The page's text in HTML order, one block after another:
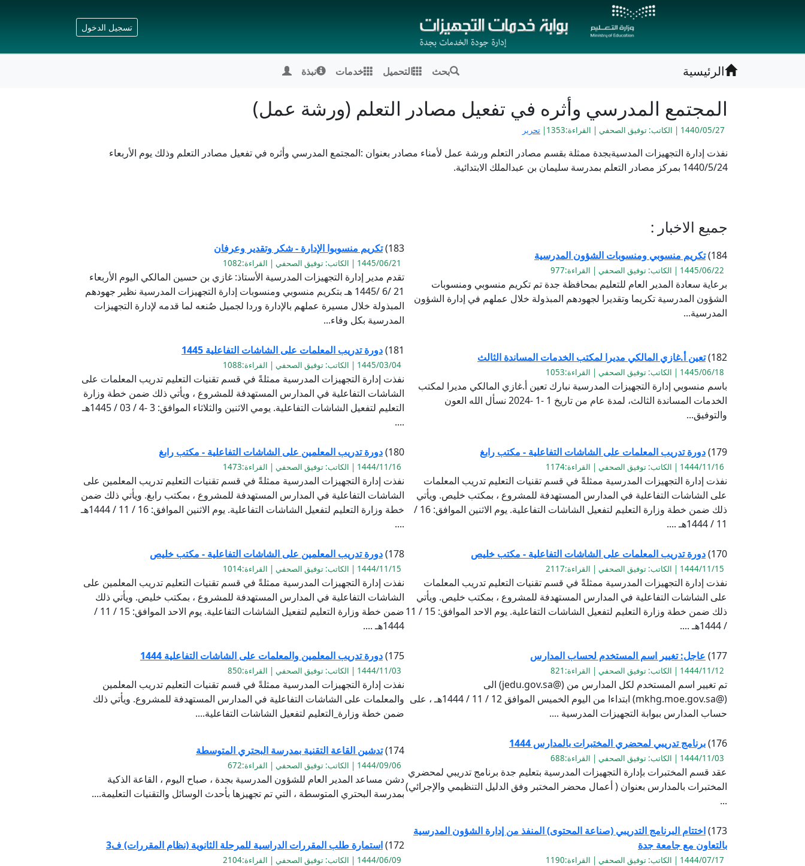
تسجيل الدخول
الرئيسية بحث التحميل خدمات نبذة
المجتمع المدرسي وأثره في تفعيل مصادر التعلم (ورشة عمل)
1440/05/27 | الكاتب: توفيق الصحفي | القراءة:1353| تحرير
نفذت إدارة التجهيزات المدسيةبجدة ممثلة بقسم مصادر التعلم ورشة عمل لأمناء مصادر بعنوان :المجتمع المدرسي وأثره في تفعيل مصادر التعلم وذلك يوم الأربعاء
1440/5/24 بمركز مصادر التعلم بمدرسة سليمان بن عبدالملك الابتدائية.
جميع الاخبار :
184) تكريم منسوبي ومنسوبات الشؤون المدرسية
1445/06/22 | الكاتب: توفيق الصحفي | القراءة:977
برعاية سعادة المدير العام للتعليم بمحافظة جدة تم تكريم منسوبي ومنسوبات
الشؤون المدرسية تكريما وتقديرا لجهودهم المبذولة خلال عملهم في إدارة الشؤون
المدرسية...
183) تكريم منسوبوا الإدارة - شكر وتقدير وعرفان
1445/06/21 | الكاتب: توفيق الصحفي | القراءة:1082
تقدم مدير إدارة التجهيزات المدرسية الأستاذ: غازي بن حسين المالكي اليوم الأربعاء
21 /6 /1445 هـ بتكريم منسوبي ومنسوبات إدارة التجهيزات المدرسية نظير جهودهم
المبذولة خلال مسيرة عملهم بالإدارة وردا لجميل صُنعه لما قدمه لإدارة التجهيزات
المدرسية بكل وفاء...
182) تعين أ.غازي المالكي مديرا لمكتب الخدمات المساندة الثالث
1445/06/18 | الكاتب: توفيق الصحفي | القراءة:1053
باسم منسوبي إدارة التجهيزات المدرسية نبارك تعين أ.غازي المالكي مديرا لمكتب
الخدمات المساندة الثالث، لمدة عام من تاريخ 1 -1 -2024 نسأل الله العون
والتوفيق...
181) دورة تدريب المعلمات على الشاشات التفاعلية 1445
1445/03/04 | الكاتب: توفيق الصحفي | القراءة:1088
نفذت إدارة التجهيزات المدرسية ممثلةً في قسم تقنيات التعليم تدريب المعلمات على
الشاشات التفاعلية في المدارس المستهدفة للمشروع ، ويأتي ذلك ضمن خطة وزارة
التعليم لتفعيل الشاشات التفاعلية. يومي الاثنين والثلاثاء الموافق: 3 -4 / 03 / 1445هـ
....
179) دورة تدريب المعلمات على الشاشات التفاعلية - مكتب رابغ
1444/11/16 | الكاتب: توفيق الصحفي | القراءة:1174
نفذت إدارة التجهيزات المدرسية ممثلةً في قسم تقنيات التعليم تدريب المعلمات
على الشاشات التفاعلية في المدارس المستهدفة للمشروع ، بمكتب خليص. ويأتي
ذلك ضمن خطة وزارة التعليم لتفعيل الشاشات التفاعلية. يوم الاثنين الموافق: 16 /
11 / 1444هـ ....
180) دورة تدريب المعلمين على الشاشات التفاعلية - مكتب رابغ
1444/11/16 | الكاتب: توفيق الصحفي | القراءة:1473
نفذت إدارة التجهيزات المدرسية ممثلةً في قسم تقنيات التعليم تدريب المعلمين على
الشاشات التفاعلية في المدارس المستهدفة للمشروع ، بمكتب رابغ. ويأتي ذلك ضمن
خطة وزارة التعليم لتفعيل الشاشات التفاعلية. يوم الاثنين الموافق: 16 / 11 / 1444هـ
....
170) دورة تدريب المعلمات على الشاشات التفاعلية - مكتب خليص
1444/11/15 | الكاتب: توفيق الصحفي | القراءة:2117
نفذت إدارة التجهيزات المدرسية ممثلةً في قسم تقنيات التعليم تدريب المعلمات
على الشاشات التفاعلية في المدارس المستهدفة للمشروع ، بمكتب خليص. ويأتي
ذلك ضمن خطة وزارة التعليم لتفعيل الشاشات التفاعلية. يوم الاحد الموافق: 15 / 11
/ 1444هـ ....
178) دورة تدريب المعلمين على الشاشات التفاعلية - مكتب خليص
1444/11/15 | الكاتب: توفيق الصحفي | القراءة:1014
نفذت إدارة التجهيزات المدرسية ممثلةً في قسم تقنيات التعليم تدريب المعلمين على
الشاشات التفاعلية في المدارس المستهدفة للمشروع ، بمكتب خليص. ويأتي ذلك
ضمن خطة وزارة التعليم لتفعيل الشاشات التفاعلية. يوم الاحد الموافق: 15 / 11 /
1444هـ ....
177) عاجل: تغيير اسم المستخدم لحساب المدارس
1444/11/12 | الكاتب: توفيق الصحفي | القراءة:821
تم تغيير اسم المستخدم لكل المدارس من (@jedu.gov.sa) الى
(@mkhg.moe.gov.sa) ابتداءا من اليوم الخميس الموافق 12 / 11 / 1444هـ ، على
حساب المدارس ببوابة التجهيزات المدرسية ....
175) دورة تدريب المعلمين والمعلمات على الشاشات التفاعلية 1444
1444/11/03 | الكاتب: توفيق الصحفي | القراءة:850
نفذت إدارة التجهيزات المدرسية ممثلةً في قسم تقنيات التعليم تدريب المعلمين
والمعلمات على الشاشات التفاعلية في المدارس المستهدفة للمشروع. ويأتي ذلك
ضمن خطة وزارة_التعليم لتفعيل الشاشات التفاعلية....
176) برنامج تدريبي لمحضري المختبرات بالمدارس 1444
1444/11/03 | الكاتب: توفيق الصحفي | القراءة:688
عقد قسم المختبرات بإدارة التجهيزات المدرسية بتعليم جدة برنامج تدريبي لمحضري
المختبرات بالمدارس بعنوان ( أعمال محضر المختبر وفق الدليل التنظيمي والإجرائي)
...
174) تدشين القاعة التقنية بمدرسة البحتري المتوسطة
1444/09/06 | الكاتب: توفيق الصحفي | القراءة:672
دشن مساعد المدير العام للشؤون المدرسية بجدة ، صباح اليوم ، القاعة الذكية
بمدرسة البحتري المتوسطة ، التي تم تجهيزها بأحدث الوسائل والتقنيات التعليمة....
173) اختتام البرنامج التدريبي (صناعة المحتوى) المنفذ من إدارة الشؤون المدرسية
بالتعاون مع جامعة جدة
1444/07/17 | الكاتب: توفيق الصحفي | القراءة:1190
172) استمارة طلب المقررات الدراسية للمرحلة الثانوية (نظام المقررات) ف3
1444/06/09 | الكاتب: توفيق الصحفي | القراءة:2104